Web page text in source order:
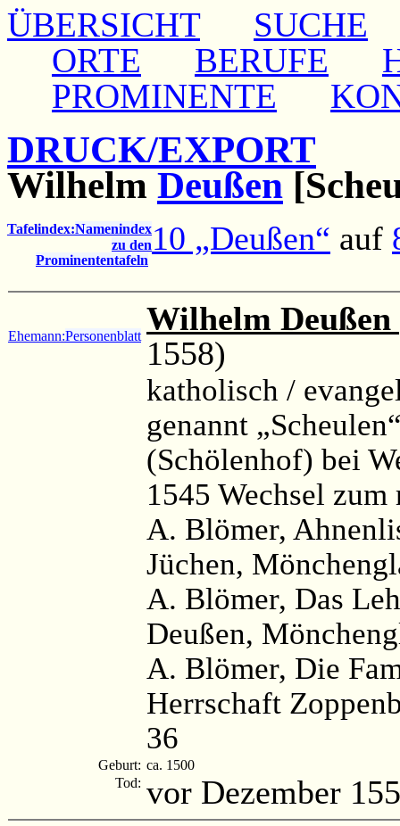
ÜBERSICHT
SUCHE
ORTE
BERUFE
PROMINENTE
DRUCK/EXPORT
Wilhelm Deußen
Tafelindex:Namenindex
zu den
Prominententafeln
10 „Deußen“ auf
Ehemann:Personenblatt Wilhelm Deußen
1558)
katholisch /
genannt
(Schölenhof) bei
1545 Wechsel
A. Blömer,
Jüchen,
A. Blömer, Das
Deußen,
A. Blömer, Die
Herrschaft
36
Geburt: ca. 1500
Tod: vor Dezember